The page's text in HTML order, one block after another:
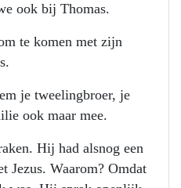
ook bij Thomas.
te komen met zijn
je tweelingbroer, je
ook maar mee.
Hij had alsnog een
Jezus. Waarom? Omdat